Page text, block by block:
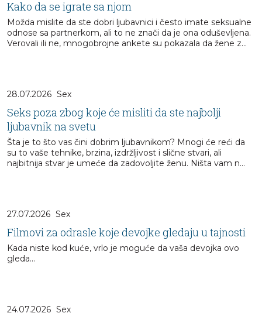
Kako da se igrate sa njom
Možda mislite da ste dobri ljubavnici i često imate seksualne
odnose sa partnerkom, ali to ne znači da je ona oduševljena.
Verovali ili ne, mnogobrojne ankete su pokazala da žene z...
28.07.2026 Sex
Seks poza zbog koje će misliti da ste najbolji
ljubavnik na svetu
Šta je to što vas čini dobrim ljubavnikom? Mnogi će reći da
su to vaše tehnike, brzina, izdržljivost i slične stvari, ali
najbitnija stvar je umeće da zadovoljite ženu. Ništa vam n...
27.07.2026 Sex
Filmovi za odrasle koje devojke gledaju u tajnosti
Kada niste kod kuće, vrlo je moguće da vaša devojka ovo
gleda...
24.07.2026 Sex